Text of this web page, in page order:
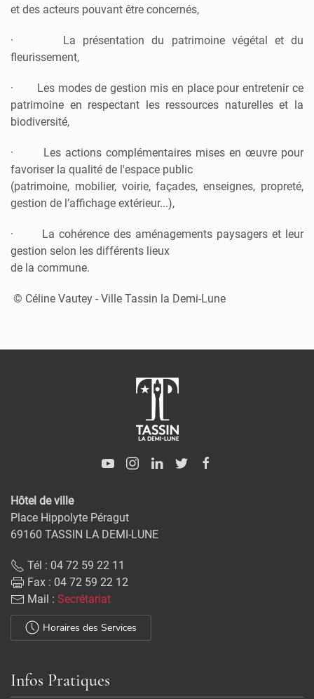
et des acteurs pouvant être concernés,
· La présentation du patrimoine végétal et du
fleurissement,
· Les modes de gestion mis en place pour entretenir ce
patrimoine en respectant les ressources naturelles et la
biodiversité,
· Les actions complémentaires mises en œuvre pour
favoriser la qualité de l'espace public
(patrimoine, mobilier, voirie, façades, enseignes, propreté,
gestion de l’affichage extérieur...),
· La cohérence des aménagements paysagers et leur
gestion selon les différents lieux
de la commune.
©️ Céline Vautey - Ville Tassin la Demi-Lune
Hôtel de ville
Place Hippolyte Péragut
69160 TASSIN LA DEMI-LUNE
Tél : 04 72 59 22 11
Fax : 04 72 59 22 12
Mail : Secrétariat
Horaires des Services
Infos Pratiques